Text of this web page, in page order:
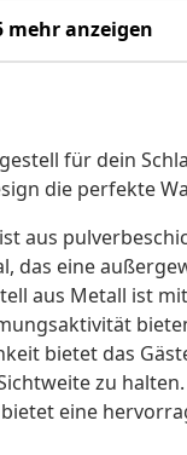
mehr anzeigen
für dein
die perfekte
aus
das eine
aus Metall ist
bietet das
zu halten.
eine